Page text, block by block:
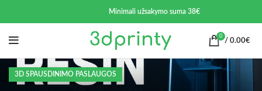
Minimali užsakymo suma 38€
0
/ 0.00€
3D SPAUSDINIMO PASLAUGOS